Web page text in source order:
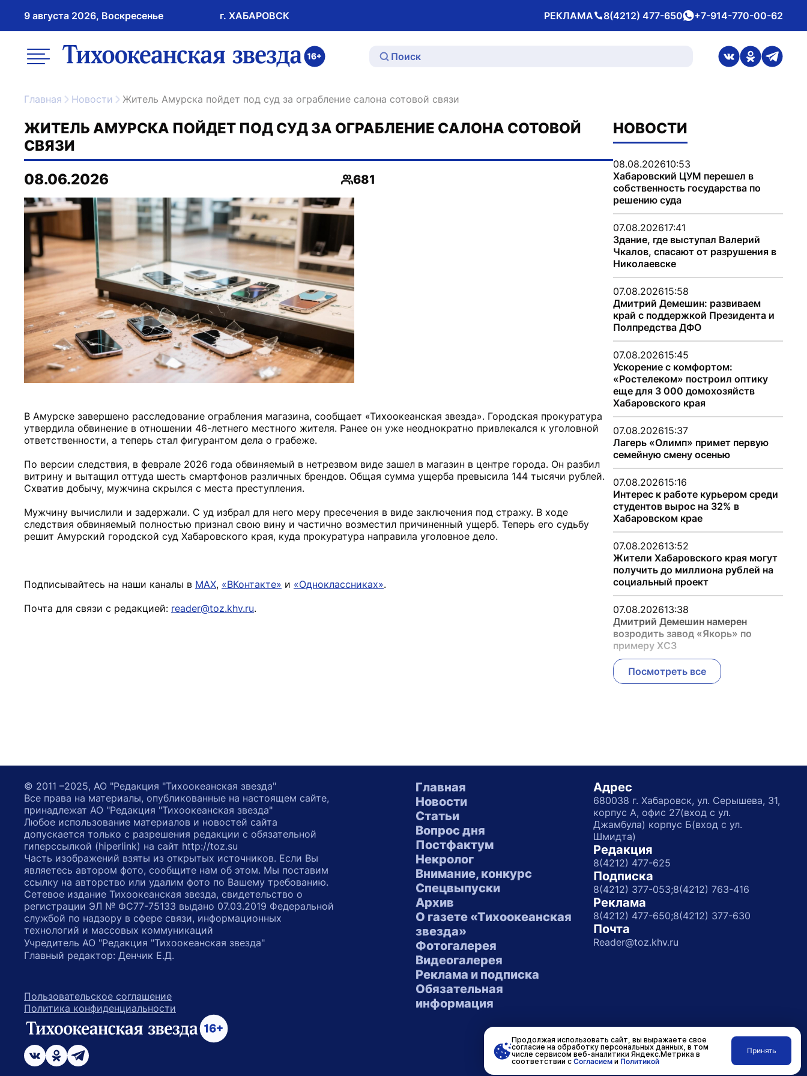
9 августа 2026, Воскресенье г. ХАБАРОВСК РЕКЛАМА
Телефон 8(4212) 477-650whatsApp
+7-914-770-00-62
меню ссылка на главную
ссылка на
ссылка на
Главная Новости Житель Амурска пойдет под суд за ограбление салона сотовой связи
ЖИТЕЛЬ АМУРСКА ПОЙДЕТ ПОД СУД ЗА ОГРАБЛЕНИЕ САЛОНА СОТОВОЙ
СВЯЗИ
08.06.2026
Просмотры
681
В Амурске завершено расследование ограбления магазина, сообщает «Тихоокеанская звезда». Городская прокуратура
утвердила обвинение в отношении 46-летнего местного жителя. Ранее он уже неоднократно привлекался к уголовной
ответственности, а теперь стал фигурантом дела о грабеже.
По версии следствия, в феврале 2026 года обвиняемый в нетрезвом виде зашел в магазин в центре города. Он разбил
витрину и вытащил оттуда шесть смартфонов различных брендов. Общая сумма ущерба превысила 144 тысячи рублей.
Схватив добычу, мужчина скрылся с места преступления.
Мужчину вычислили и задержали. С уд избрал для него меру пресечения в виде заключения под стражу. В ходе
следствия обвиняемый полностью признал свою вину и частично возместил причиненный ущерб. Теперь его судьбу
решит Амурский городской суд Хабаровского края, куда прокуратура направила уголовное дело.
Подписывайтесь на наши каналы в MAX, «ВКонтакте» и «Одноклассниках».
Почта для связи с редакцией: reader@toz.khv.ru.
НОВОСТИ
08.08.202610:53
Хабаровский ЦУМ перешел в
собственность государства по
решению суда
07.08.202617:41
Здание, где выступал Валерий
Чкалов, спасают от разрушения в
Николаевске
07.08.202615:58
Дмитрий Демешин: развиваем
край с поддержкой Президента и
Полпредства ДФО
07.08.202615:45
Ускорение с комфортом:
«Ростелеком» построил оптику
еще для 3 000 домохозяйств
Хабаровского края
07.08.202615:37
Лагерь «Олимп» примет первую
семейную смену осенью
07.08.202615:16
Интерес к работе курьером среди
студентов вырос на 32% в
Хабаровском крае
07.08.202613:52
Жители Хабаровского края могут
получить до миллиона рублей на
социальный проект
07.08.202613:38
Дмитрий Демешин намерен
возродить завод «Якорь» по
примеру ХСЗ
Посмотреть все
Главная
Новости
Статьи
Вопрос дня
Постфактум
Некролог
Внимание, конкурс
Спецвыпуски
Архив
О газете «Тихоокеанская
звезда»
Фотогалерея
Видеогалерея
Реклама и подписка
Обязательная
информация
Адрес
680038 г. Хабаровск, ул. Серышева, 31,
корпус А, офис 27(вход с ул.
Джамбула) корпус Б(вход с ул.
Шмидта)
Редакция
8(4212) 477-625
Подписка
8(4212) 377-053;8(4212) 763-416
Реклама
8(4212) 477-650;8(4212) 377-630
Почта
Reader@toz.khv.ru
© 2011 –2025, АО "Редакция "Тихоокеанская звезда"
Все права на материалы, опубликованные на настоящем сайте,
принадлежат АО "Редакция "Тихоокеанская звезда"
Любое использование материалов и новостей сайта
допускается только с разрешения редакции с обязательной
гиперссылкой (hiperlink) на сайт http://toz.su
Часть изображений взяты из открытых источников. Если Вы
являетесь автором фото, сообщите нам об этом. Мы поставим
ссылку на авторство или удалим фото по Вашему требованию.
Сетевое издание Тихоокеанская звезда, свидетельство о
регистрации ЭЛ № ФС77-75133 выдано 07.03.2019 Федеральной
службой по надзору в сфере связи, информационных
технологий и массовых коммуникаций
Учредитель АО "Редакция "Тихоокеанская звезда"
Главный редактор: Денчик Е.Д.
Пользовательское соглашение
Политика конфиденциальности
ссылка на главную
возрастное ограничение 16+
ссылка на страницу в Вконтакте
ссылка на страницу в Одноклассниках
ссылка на канал в Телеграмм Разработано вRASA
Продолжая использовать сайт, вы выражаете свое
согласие на обработку персональных данных, в том
числе сервисом веб-аналитики Яндекс.Метрика в
соответствии с Согласиеми Политикой
Принять